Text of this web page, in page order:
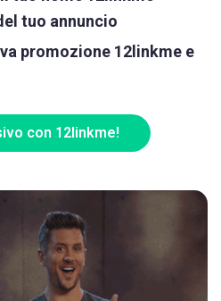
tuo annuncio
promozione 12linkme e
con 12linkme!